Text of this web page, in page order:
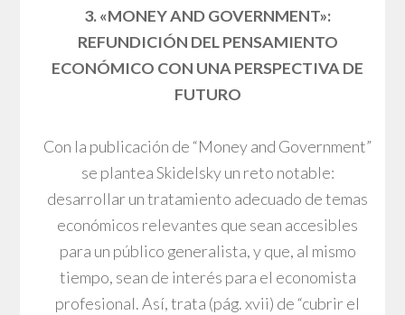
3. «MONEY AND GOVERNMENT»:
REFUNDICIÓN DEL PENSAMIENTO
ECONÓMICO CON UNA PERSPECTIVA DE
FUTURO
Con la publicación de “Money and Government”
se plantea Skidelsky un reto notable:
desarrollar un tratamiento adecuado de temas
económicos relevantes que sean accesibles
para un público generalista, y que, al mismo
tiempo, sean de interés para el economista
profesional. Así, trata (pág. xvii) de “cubrir el